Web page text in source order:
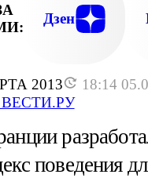
2013
18:14
Дзен
поведения